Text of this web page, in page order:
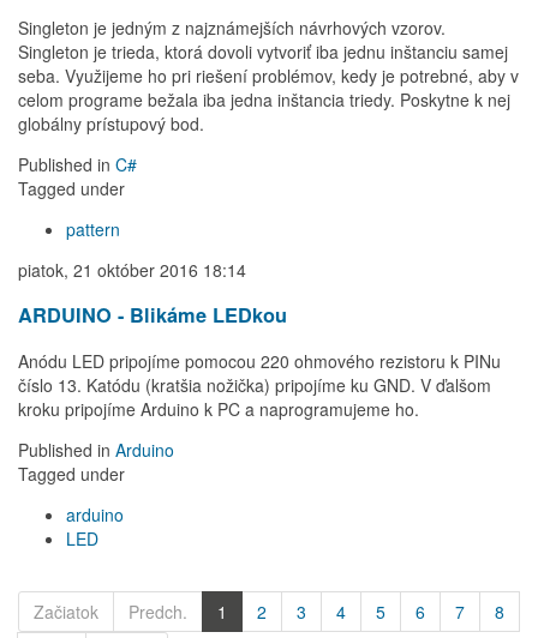
Singleton je jedným z najznámejších návrhových vzorov.
Singleton je trieda, ktorá dovoli vytvoriť iba jednu inštanciu samej
seba. Využijeme ho pri riešení problémov, kedy je potrebné, aby v
celom programe bežala iba jedna inštancia triedy. Poskytne k nej
globálny prístupový bod.
Published in C#
Tagged under
pattern
piatok, 21 október 2016 18:14
ARDUINO - Blikáme LEDkou
Anódu LED pripojíme pomocou 220 ohmového rezistoru k PINu
číslo 13. Katódu (kratšia nožička) pripojíme ku GND. V ďalšom
kroku pripojíme Arduino k PC a naprogramujeme ho.
Published in Arduino
Tagged under
arduino
LED
Začiatok Predch. 1 2 3 4 5 6 7 8